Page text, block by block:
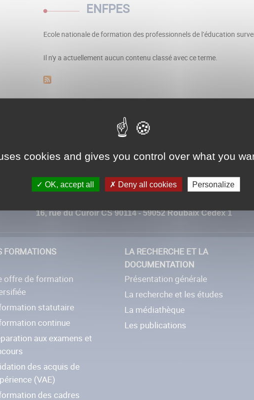
ENFPES
Ecole nationale de formation des professionnels de l’éducation
Il n'y a actuellement aucun contenu classé avec ce terme.
16, rue du Curoir CS 90114 - 59052 Roubaix Cedex 1
FORMATIONS
offre de formation
statutaire
continue
aux examens et
des acquis de
(VAE)
des cadres
LA RECHERCHE ET LA
DOCUMENTATION
Présentation générale
La recherche et les études
La médiathèque
Les publications
cookies and gives you control over what you
OK, accept all Deny all cookies Personalize